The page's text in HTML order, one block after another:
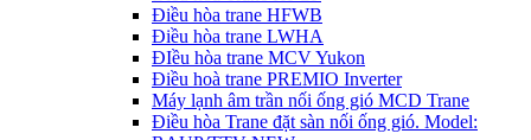
Điều hòa trane HFWB
Điều hòa trane LWHA
ĐIều hòa trane MCV Yukon
Điều hoà trane PREMIO Inverter
Máy lạnh âm trần nối ống gió MCD Trane
Điều hòa Trane đặt sàn nối ống gió. Model: